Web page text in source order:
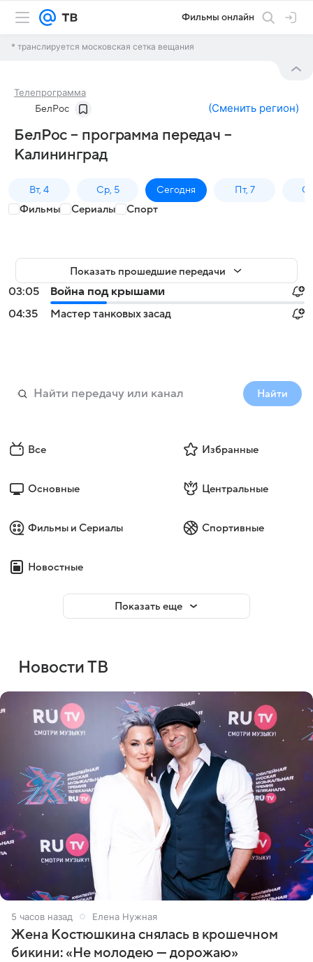
Фильмы онлайн
* транслируется московская сетка вещания
Телепрограмма
БелРос (Сменить регион)
БелРос – программа передач –
Калининград
Вт, 4 Ср, 5 Сегодня Пт, 7
Фильмы Сериалы Спорт
Показать прошедшие передачи
03:05
Война под крышами
04:35
Мастер танковых засад
Найти
Все Избранные
Основные Центральные
Фильмы и Сериалы Спортивные
Новостные
Показать еще
Новости ТВ
5 часов назад Елена Нужная
Жена Костюшкина снялась в крошечном
бикини: «Не молодею — дорожаю»